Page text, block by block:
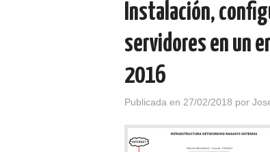
Instalación,
servidores en un
2016
Publicada en 27/02/2018 por